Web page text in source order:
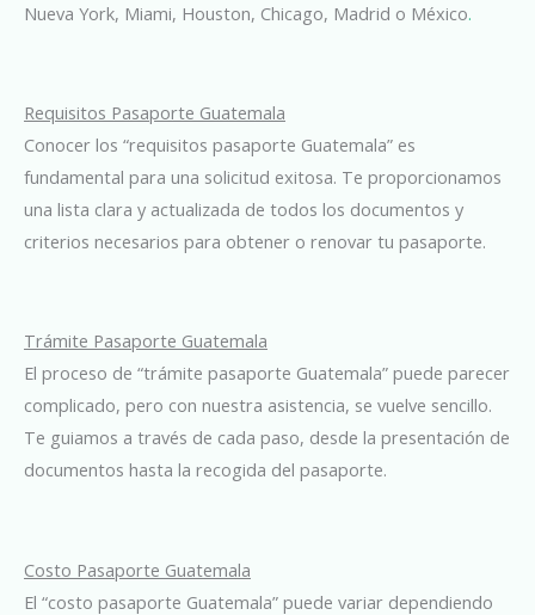
Nueva York, Miami, Houston, Chicago, Madrid o México.
Requisitos Pasaporte Guatemala
Conocer los “requisitos pasaporte Guatemala” es
fundamental para una solicitud exitosa. Te proporcionamos
una lista clara y actualizada de todos los documentos y
criterios necesarios para obtener o renovar tu pasaporte.
Trámite Pasaporte Guatemala
El proceso de “trámite pasaporte Guatemala” puede parecer
complicado, pero con nuestra asistencia, se vuelve sencillo.
Te guiamos a través de cada paso, desde la presentación de
documentos hasta la recogida del pasaporte.
Costo Pasaporte Guatemala
El “costo pasaporte Guatemala” puede variar dependiendo